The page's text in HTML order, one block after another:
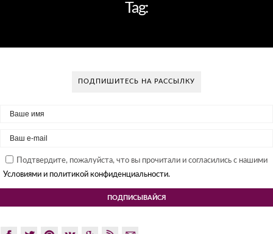
Tag:
ПОДПИШИТЕСЬ НА РАССЫЛКУ
Подтвердите, пожалуйста, что вы прочитали и согласились с нашими
Условиями и политикой конфиденциальности.